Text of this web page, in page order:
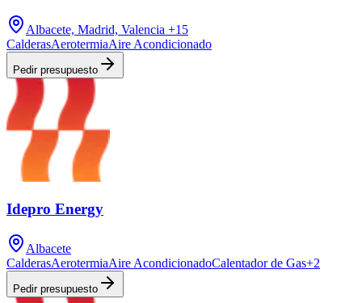
Albacete, Madrid, Valencia +15
CalderasAerotermiaAire Acondicionado
Pedir presupuesto
Idepro Energy
Albacete
CalderasAerotermiaAire AcondicionadoCalentador de Gas+2
Pedir presupuesto